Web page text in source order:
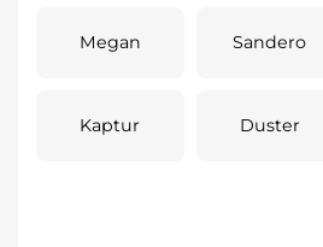
Megan Sandero
Kaptur Duster